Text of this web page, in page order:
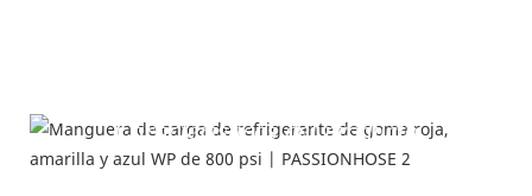
Características del producto